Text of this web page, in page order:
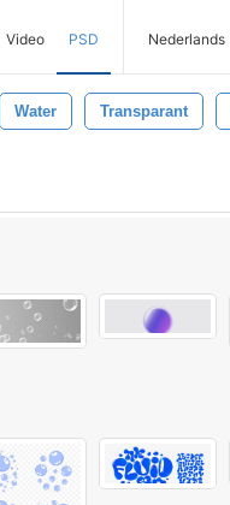
Video PSD Nederlands
Water Transparant